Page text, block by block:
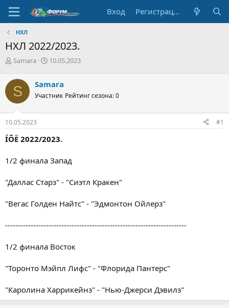
Вход Регистрация
НХЛ
НХЛ 2022/2023.
А
т
о
р
т
е
м
ы
Samara
Д
а
н
ч
а
10.05.2023
S Samara
Участник Рейтинг сезона: 0
10.05.2023 #1
ÍÕË 2022/2023.
1/2 финала Запад
"Даллас Старз" - "Сиэтл Кракен"
"Вегас Голден Найтс" - "Эдмонтон Ойлерз"
-----------------------------------------------------------------------
1/2 финала Восток
"Торонто Мэйпл Лифс" - "Флорида Пантерс"
"Каролина Харрикейнз" - "Нью-Джерси Дэвилз"